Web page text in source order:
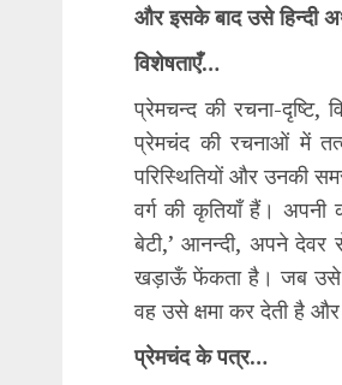
और इसके बाद उसे हिन्दी
विशेषताएँ…
प्रेमचन्द की रचना-दृष्टि,
प्रेमचंद की रचनाओं में
परिस्थितियों और उनकी
वर्ग की कृतियाँ हैं।
बेटी,’ आनन्दी, अपने
खड़ाऊँ फेंकता है। जब उसे
वह उसे क्षमा कर देती है
प्रेमचंद के पत्र…